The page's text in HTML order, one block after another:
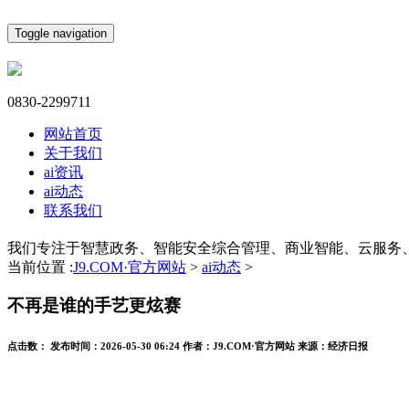
Toggle navigation
0830-2299711
网站首页
关于我们
ai资讯
ai动态
联系我们
我们专注于智慧政务、智能安全综合管理、商业智能、云服务
当前位置 :J9.COM·官方网站 > ai动态 >
不再是谁的手艺更炫赛
点击数： 发布时间： 2026-05-30 06:24 作者： J9.COM·官方网站 来源： 经济日报